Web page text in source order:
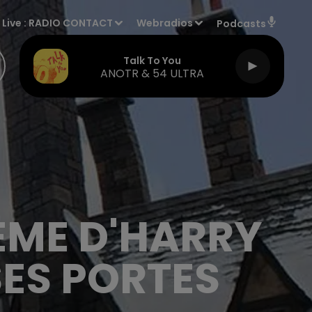
Live : RADIO CONTACT Webradios Podcasts
Talk To You
ANOTR & 54 ULTRA
D'HARRY
PORTES